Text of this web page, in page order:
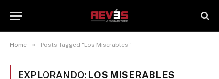
Home » Posts Tagged "Los Miserables"
EXPLORANDO: LOS MISERABLES